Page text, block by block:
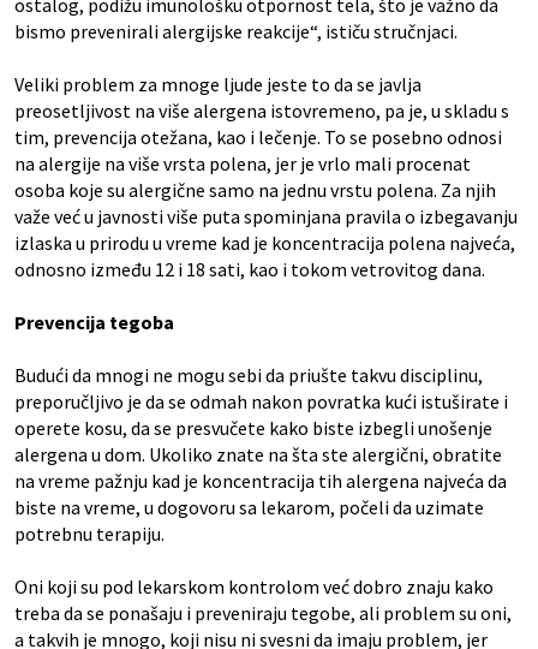
ostalog, podižu imunološku otpornost tela, što je važno da
bismo prevenirali alergijske reakcije“, ističu stručnjaci.
Veliki problem za mnoge ljude jeste to da se javlja
preosetljivost na više alergena istovremeno, pa je, u skladu s
tim, prevencija otežana, kao i lečenje. To se posebno odnosi
na alergije na više vrsta polena, jer je vrlo mali procenat
osoba koje su alergične samo na jednu vrstu polena. Za njih
važe već u javnosti više puta spominjana pravila o izbegavanju
izlaska u prirodu u vreme kad je koncentracija polena najveća,
odnosno između 12 i 18 sati, kao i tokom vetrovitog dana.
Prevencija tegoba
Budući da mnogi ne mogu sebi da priušte takvu disciplinu,
preporučljivo je da se odmah nakon povratka kući istuširate i
operete kosu, da se presvučete kako biste izbegli unošenje
alergena u dom. Ukoliko znate na šta ste alergični, obratite
na vreme pažnju kad je koncentracija tih alergena najveća da
biste na vreme, u dogovoru sa lekarom, počeli da uzimate
potrebnu terapiju.
Oni koji su pod lekarskom kontrolom već dobro znaju kako
treba da se ponašaju i preveniraju tegobe, ali problem su oni,
a takvih je mnogo, koji nisu ni svesni da imaju problem, jer